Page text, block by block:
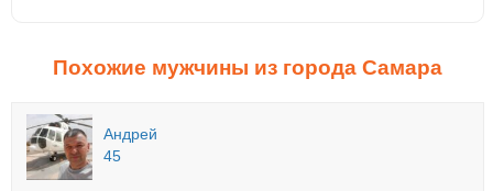
Похожие мужчины из города Самара
Андрей
45